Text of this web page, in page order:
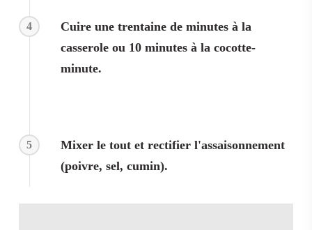
4
Cuire une trentaine de minutes à la
casserole ou 10 minutes à la cocotte-
minute.
5
Mixer le tout et rectifier l'assaisonnement
(poivre, sel, cumin).